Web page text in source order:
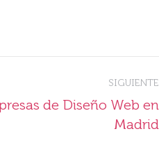
SIGUIENTE
de Diseño Web en
Madrid